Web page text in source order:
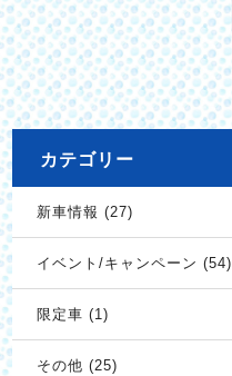
カテゴリー
新車情報 (27)
イベント/キャンペーン (54)
限定車 (1)
その他 (25)